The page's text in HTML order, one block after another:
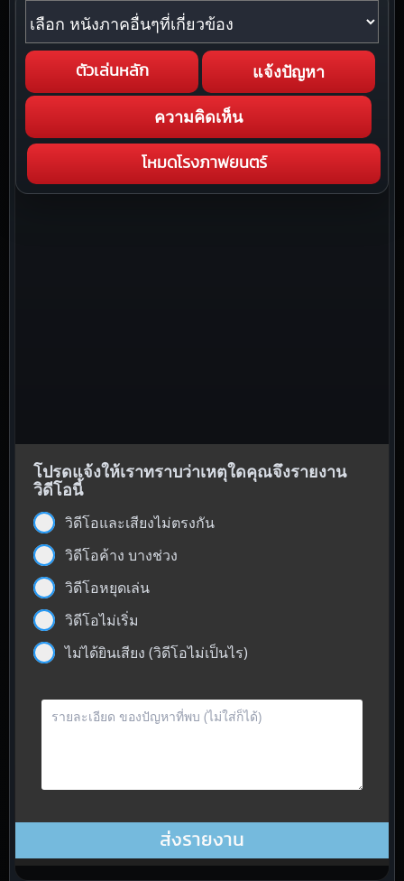
หนังภาคอื่นๆที่เกี่ยวข้อง
ตัวเล่นหลัก แจ้งปัญหา
ความคิดเห็น
โหมดโรงภาพยนตร์
โปรดแจ้งให้เราทราบว่าเหตุใดคุณจึงรายงาน
วิดีโอนี้
วิดีโอและเสียงไม่ตรงกัน
วิดีโอค้าง บางช่วง
วิดีโอหยุดเล่น
วิดีโอไม่เริ่ม
ไม่ได้ยินเสียง (วิดีโอไม่เป็นไร)